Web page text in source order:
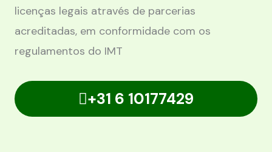
licenças legais através de parcerias
acreditadas, em conformidade com os
regulamentos do IMT
+31 6 10177429